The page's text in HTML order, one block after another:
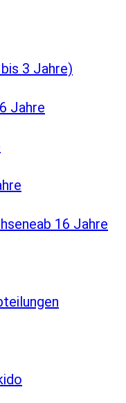
3 Jahre)
Jahre
ab 16 Jahre